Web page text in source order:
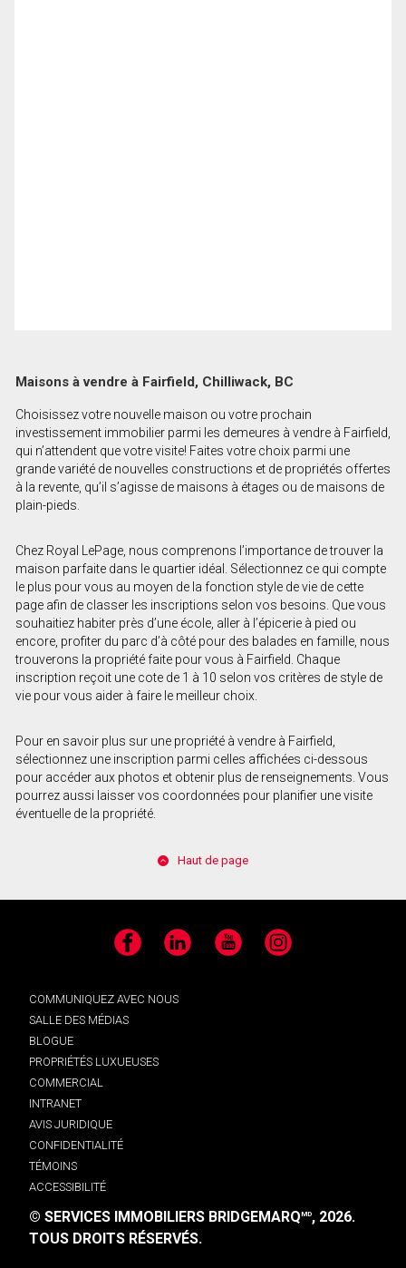
Maisons à vendre à Fairfield, Chilliwack, BC
Choisissez votre nouvelle maison ou votre prochain
investissement immobilier parmi les demeures à vendre à Fairfield,
qui n’attendent que votre visite! Faites votre choix parmi une
grande variété de nouvelles constructions et de propriétés offertes
à la revente, qu’il s’agisse de maisons à étages ou de maisons de
plain-pieds.
Chez Royal LePage, nous comprenons l’importance de trouver la
maison parfaite dans le quartier idéal. Sélectionnez ce qui compte
le plus pour vous au moyen de la fonction style de vie de cette
page afin de classer les inscriptions selon vos besoins. Que vous
souhaitiez habiter près d’une école, aller à l’épicerie à pied ou
encore, profiter du parc d’à côté pour des balades en famille, nous
trouverons la propriété faite pour vous à Fairfield. Chaque
inscription reçoit une cote de 1 à 10 selon vos critères de style de
vie pour vous aider à faire le meilleur choix.
Pour en savoir plus sur une propriété à vendre à Fairfield,
sélectionnez une inscription parmi celles affichées ci-dessous
pour accéder aux photos et obtenir plus de renseignements. Vous
pourrez aussi laisser vos coordonnées pour planifier une visite
éventuelle de la propriété.
Haut de page
Facebook LinkedIn YouTube Instagram
COMMUNIQUEZ AVEC NOUS
SALLE DES MÉDIAS
BLOGUE
PROPRIÉTÉS LUXUEUSES
COMMERCIAL
INTRANET
AVIS JURIDIQUE
CONFIDENTIALITÉ
TÉMOINS
ACCESSIBILITÉ
© SERVICES IMMOBILIERS BRIDGEMARQMD, 2026.
TOUS DROITS RÉSERVÉS.